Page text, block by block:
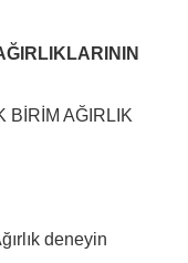
BİRİM AĞIRLIK
deneyin